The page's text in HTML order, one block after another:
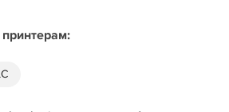
принтерам: